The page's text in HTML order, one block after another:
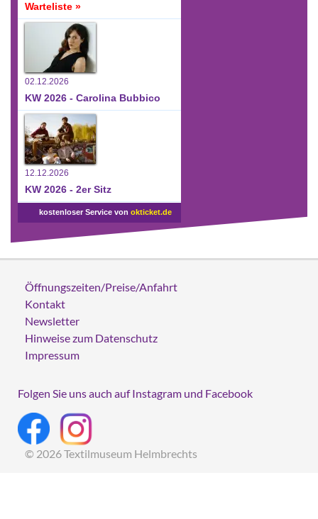
Warteliste »
02.12.2026
KW 2026 - Carolina Bubbico
12.12.2026
KW 2026 - 2er Sitz
kostenloser Service von okticket.de
Öffnungszeiten/Preise/Anfahrt
Kontakt
Newsletter
Hinweise zum Datenschutz
Impressum
Folgen Sie uns auch auf Instagram und Facebook
© 2026 Textilmuseum Helmbrechts